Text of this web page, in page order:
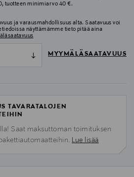
tuotteen minimiarvo 40 €.
ja varausmahdollisuus alta. Saatavuus voi
näyttämämme tieto pitää aina
MYYMÄLÄSAATAVUUS
TAVARATALOJEN
Saat maksuttoman toimituksen
Lue lisää